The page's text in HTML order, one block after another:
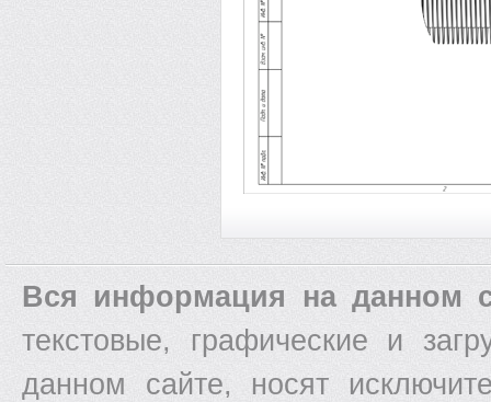
Вся информация на данном
текстовые, графические и
данном сайте, носят